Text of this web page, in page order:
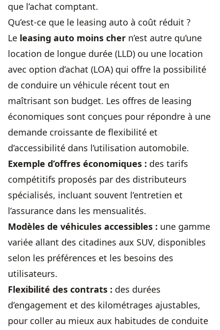
que l’achat comptant.
Qu’est-ce que le leasing auto à coût réduit ?
Le leasing auto moins cher n’est autre qu’une
location de longue durée (LLD) ou une location
avec option d’achat (LOA) qui offre la possibilité
de conduire un véhicule récent tout en
maîtrisant son budget. Les offres de leasing
économiques sont conçues pour répondre à une
demande croissante de flexibilité et
d’accessibilité dans l’utilisation automobile.
Exemple d’offres économiques : des tarifs
compétitifs proposés par des distributeurs
spécialisés, incluant souvent l’entretien et
l’assurance dans les mensualités.
Modèles de véhicules accessibles : une gamme
variée allant des citadines aux SUV, disponibles
selon les préférences et les besoins des
utilisateurs.
Flexibilité des contrats : des durées
d’engagement et des kilométrages ajustables,
pour coller au mieux aux habitudes de conduite